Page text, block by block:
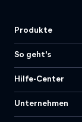
Produkte
So geht's
Hilfe-Center
Unternehmen